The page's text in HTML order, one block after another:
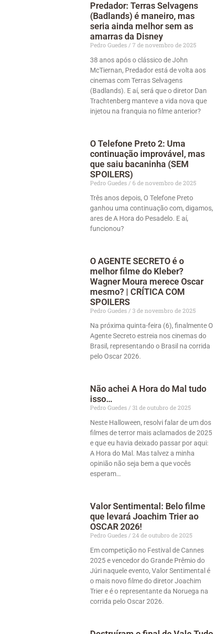
Predador: Terras Selvagens
(Badlands) é maneiro, mas
seria ainda melhor sem as
amarras da Disney
Pedro Guedes
7 de novembro de 2025
38 anos após o clássico de John
McTiernan, Predador está de volta aos
cinemas com Terras Selvagens
(Badlands). E aí, será que o diretor Dan
Trachtenberg manteve a vida nova que
injetou na franquia no filme anterior?
O Telefone Preto 2: Uma
continuação improvável, mas
que saiu bacaninha (SEM
SPOILERS)
Pedro Guedes
6 de novembro de 2025
Três anos depois, O Telefone Preto
ganhou uma continuação com, digamos,
ares de A Hora do Pesadelo. E aí,
funcionou?
O AGENTE SECRETO é o
melhor filme do Kleber?
Wagner Moura merece Oscar
mesmo? | CRÍTICA COM
SPOILERS
Pedro Guedes
3 de novembro de 2025
Na próxima quinta-feira (6), finalmente O
Agente Secreto estreia nos cinemas do
Brasil, representando o Brasil na corrida
pelo Oscar 2026.
Não achei A Hora do Mal tudo
isso…
Pedro Guedes
31 de outubro de 2025
Neste Halloween, resolvi falar de um dos
filmes de terror mais aclamados de 2025
e que eu havia deixado passar por aqui:
A Hora do Mal. Mas talvez a minha
opinião não seja bem a que vocês
esperam…
Valor Sentimental: Belo filme
que levará Joachim Trier ao
OSCAR 2026!
Pedro Guedes
24 de outubro de 2025
Em competição no Festival de Cannes
2025 e vencedor do Grande Prêmio do
Júri naquele evento, Valor Sentimental é
o mais novo filme do diretor Joachim
Trier e é o representante da Noruega na
corrida pelo Oscar 2026.